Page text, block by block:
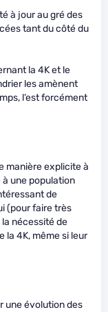
à jour au gré des
tant du côté du
la 4K et le
les amènent
l’est forcément
manière explicite à
une population
de
(pour faire très
nécessité de
la 4K, même si leur
une évolution des